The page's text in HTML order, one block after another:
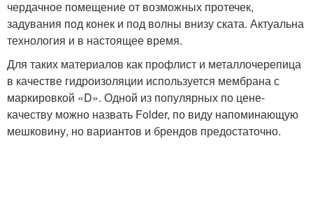
чердачное помещение от возможных протечек,
задувания под конек и под волны внизу ската. Актуальна
технология и в настоящее время.
Для таких материалов как профлист и металлочерепица
в качестве гидроизоляции используется мембрана с
маркировкой «D». Одной из популярных по цене-
качеству можно назвать Folder, по виду напоминающую
мешковину, но вариантов и брендов предостаточно.